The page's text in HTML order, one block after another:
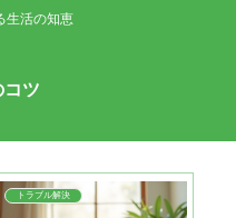
生活の知恵
コツ
トラブル解決